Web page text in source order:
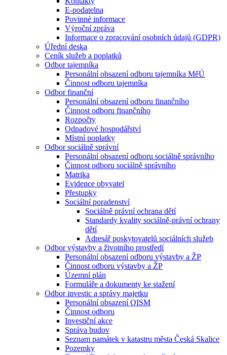
E-podatelna
Povinné informace
Výroční zpráva
Informace o zpracování osobních údajů (GDPR)
Úřední deska
Ceník služeb a poplatků
Odbor tajemníka
Personální obsazení odboru tajemníka MěÚ
Činnost odboru tajemníka
Odbor finanční
Personální obsazení odboru finančního
Činnost odboru finančního
Rozpočty
Odpadové hospodářství
Místní poplatky
Odbor sociálně správní
Personální obsazení odboru sociálně správního
Činnost odboru sociálně správního
Matrika
Evidence obyvatel
Přestupky
Sociální poradenství
Sociálně právní ochrana dětí
Standardy kvality sociálně-právní ochrany
dětí
Adresář poskytovatelů sociálních služeb
Odbor výstavby a životního prostředí
Personální obsazení odboru výstavby a ŽP
Činnost odboru výstavby a ŽP
Územní plán
Formuláře a dokumenty ke stažení
Odbor investic a správy majetku
Personální obsazení OISM
Činnost odboru
Investiční akce
Správa budov
Seznam památek v katastru města Česká Skalice
Pozemky